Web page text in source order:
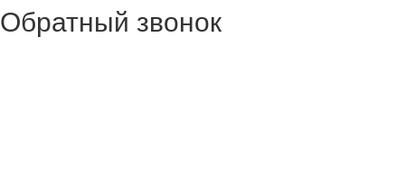
Обратный звонок